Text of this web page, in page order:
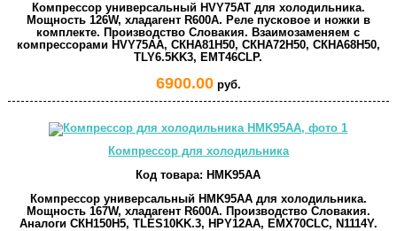
Компрессор универсальный HVY75AT для холодильника.
Мощность 126W, хладагент R600A. Реле пусковое и ножки в
комплекте. Производство Словакия. Взаимозаменяем с
компрессорами HVY75AA, СКНА81Н50, СКНА72Н50, СКНА68Н50,
TLY6.5KK3, EMT46CLP.
6900.00руб.
Компрессор для холодильника
Код товара: HMK95AA
Компрессор универсальный HMK95AA для холодильника.
Мощность 167W, хладагент R600A. Производство Словакия.
Аналоги СКН150Н5, TLES10KK.3, HPY12AA, EMX70CLC, N1114Y.